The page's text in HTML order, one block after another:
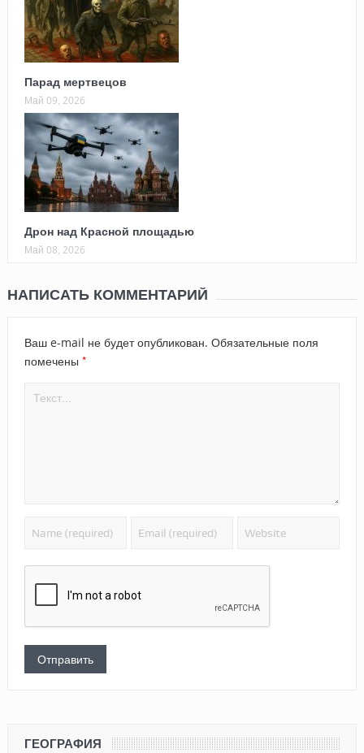
Парад мертвецов
Май 09, 2026
Дрон над Красной площадью
Май 08, 2026
НАПИСАТЬ КОММЕНТАРИЙ
Ваш e-mail не будет опубликован. Обязательные поля
помечены *
ГЕОГРАФИЯ